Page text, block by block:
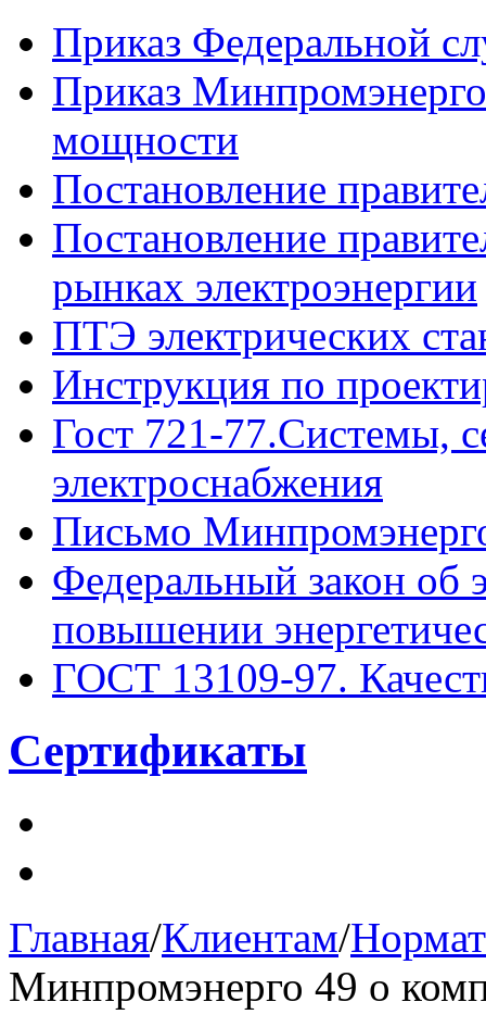
Приказ Федеральной
Приказ
мощности
Постановление
Постановление
рынках электроэнергии
ПТЭ электрических
Инструкция по
Гост 721-77.Системы,
электроснабжения
Письмо
Федеральный закон об
повышении
ГОСТ 13109-97.
Сертификаты
Главная/Клиентам/
Минпромэнерго 49 о